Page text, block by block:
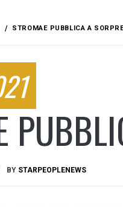
STROMAE PUBBLICA A
BY STARPEOPLENEWS